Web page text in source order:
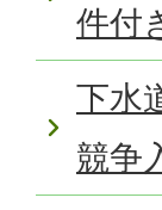
件付
下水
競争